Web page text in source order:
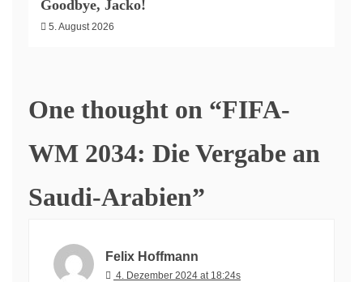
Goodbye, Jacko!
5. August 2026
One thought on “FIFA-
WM 2034: Die Vergabe an
Saudi-Arabien”
Felix Hoffmann
4. Dezember 2024 at 18:24s